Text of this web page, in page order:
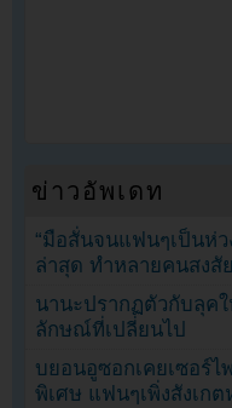
ข่าวอัพเดท
“มือสั่นจนแฟนๆเป็นห่ว
ล่าสุด ทำหลายคนสงสั
นานะปรากฏตัวกับลุค
ลักษณ์ที่เปลี่ยนไป
บยอนอูซอกเคยเซอร์ไ
พิเศษ แฟนๆเพิ่งสังเก